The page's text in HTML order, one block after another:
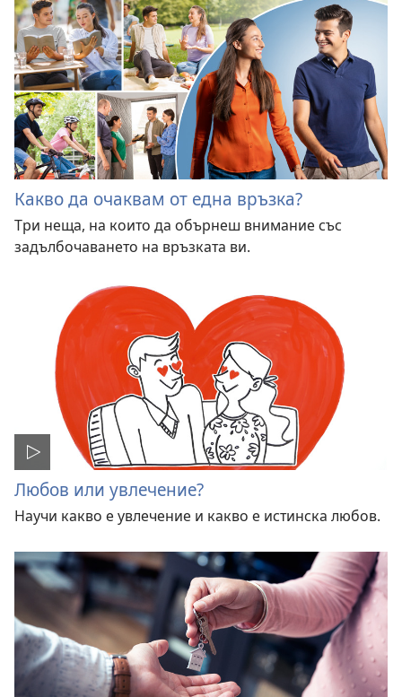
Какво да очаквам от една връзка?
Три неща, на които да обърнеш внимание със
задълбочаването на връзката ви.
Любов или увлечение?
Научи какво е увлечение и какво е истинска любов.